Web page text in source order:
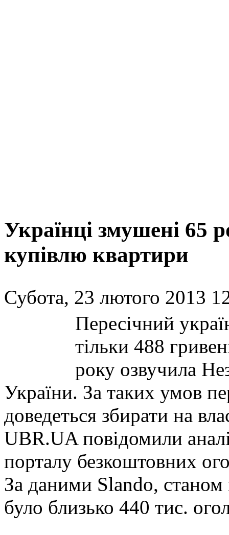
Українці змушені 65
купівлю квартири
Субота, 23 лютого 2013
Пересічний
тільки 488
року озвучила
України. За таких умов
доведеться збирати на
UBR.UA повідомили
порталу безкоштовних
За даними Slando, станом
було близько 440 тис.